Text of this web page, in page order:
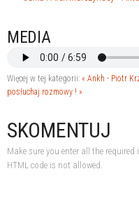
MEDIA
Więcej w tej kategorii: « Ankh - Piotr
posłuchaj rozmowy ! »
SKOMENTUJ
Make sure you enter all the
HTML code is not allowed.